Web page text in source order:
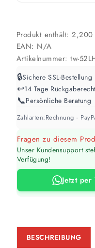
Produkt enthält: 2,200
EAN: N/A
Artikelnummer:tw-
🔒Sichere SSL-Bestellung
↩️14 Tage
📞Persönliche Beratung
Zahlarten:Rechnung ·
Fragen zu diesem
Unser Kundensupport
Verfügung!
Jetzt per
BESCHREIBUNG